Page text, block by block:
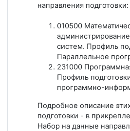
направления подготовки:
010500
систем. Профиль
Параллельное
231000
Профиль
программно-
Подробное описание
подготовки - в
Набор на данные